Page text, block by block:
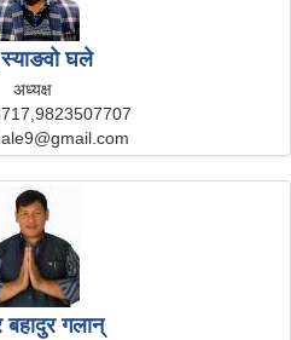
स्याङवो घले
अध्यक्ष
बहादुर गलान्